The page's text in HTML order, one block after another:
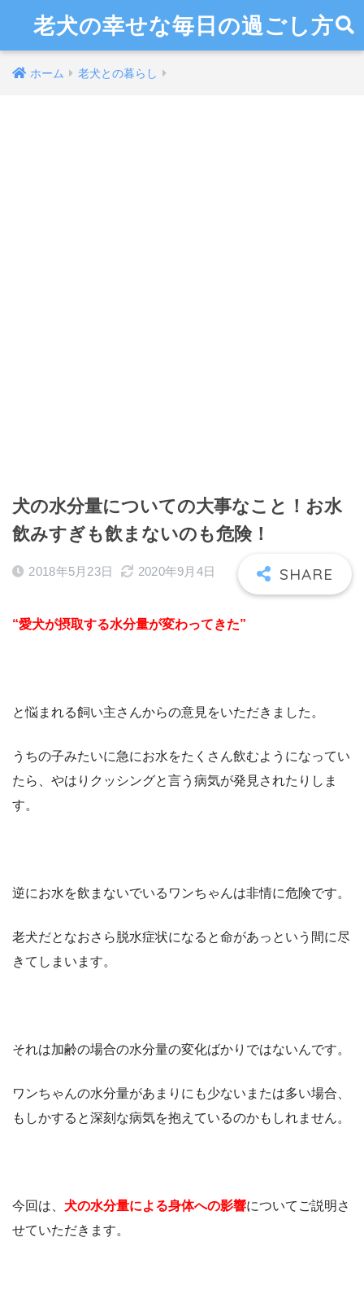
老犬の幸せな毎日の過ごし方
ホーム 老犬との暮らし
犬の水分量についての大事なこと！お水
飲みすぎも飲まないのも危険！
2018年5月23日 2020年9月4日
“愛犬が摂取する水分量が変わってきた”
と悩まれる飼い主さんからの意見をいただきました。
うちの子みたいに急にお水をたくさん飲むようになってい
たら、やはりクッシングと言う病気が発見されたりしま
す。
逆にお水を飲まないでいるワンちゃんは非情に危険です。
老犬だとなおさら脱水症状になると命があっという間に尽
きてしまいます。
それは加齢の場合の水分量の変化ばかりではないんです。
ワンちゃんの水分量があまりにも少ないまたは多い場合、
もしかすると深刻な病気を抱えているのかもしれません。
今回は、 犬の水分量による身体への影響についてご説明さ
せていただきます。